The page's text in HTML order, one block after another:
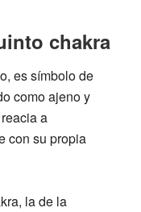
chakra
es símbolo de
como ajeno y
a
con su propia
la de la